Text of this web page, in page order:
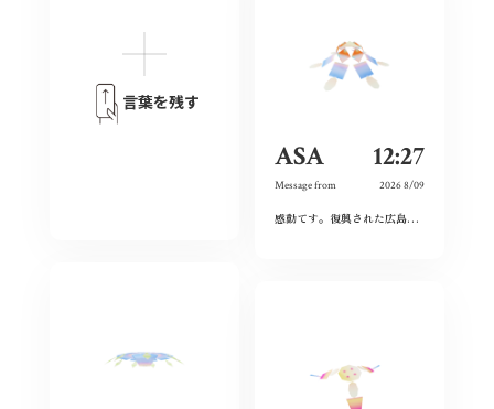
言葉を残す
ASA 12:27
Message from 2026 8/09
感動てす。復興された広島人の底力と企業力を改めて知らされました！